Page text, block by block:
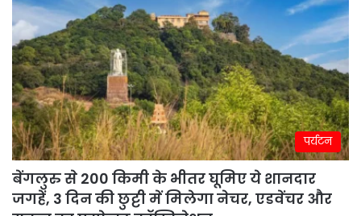
पर्यटन
बेंगलुरु से 200 किमी के भीतर घूमिए ये शानदार
जगहें, 3 दिन की छुट्टी में मिलेगा नेचर, एडवेंचर और